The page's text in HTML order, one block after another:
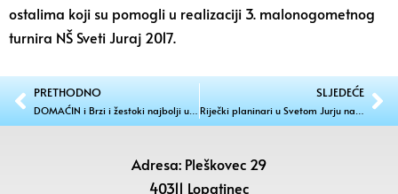
ostalima koji su pomogli u realizaciji 3. malonogometnog
turnira NŠ Sveti Juraj 2017.
PRETHODNO
DOMAĆIN i Brzi i žestoki najbolji u Svetom Jurju na Bregu
SLJEDEĆE
Riječki planinari u Svetom Jurju na Bregu
Adresa: Pleškovec 29
40311 Lopatinec